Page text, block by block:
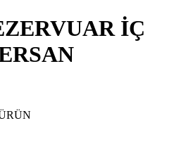
₺63,00.
İÇ